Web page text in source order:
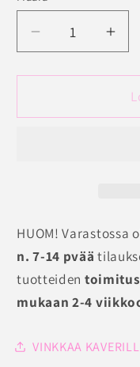
Vähennä
tuotteen
Hierovat
Anita
HUOM!
n. 7-14 pvää
tuotteiden
mukaan 2-4
VINKKAA